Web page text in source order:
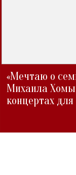
«Мечтаю о
Михаила Хомы
концертах